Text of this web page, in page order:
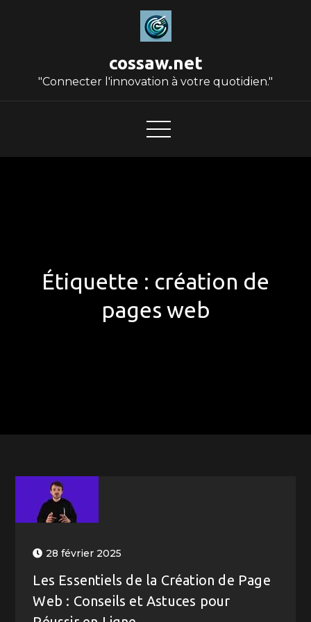
cossaw.net
"Connecter l'innovation à votre quotidien."
Étiquette : création de
pages web
28 février 2025
Les Essentiels de la Création de Page
Web : Conseils et Astuces pour